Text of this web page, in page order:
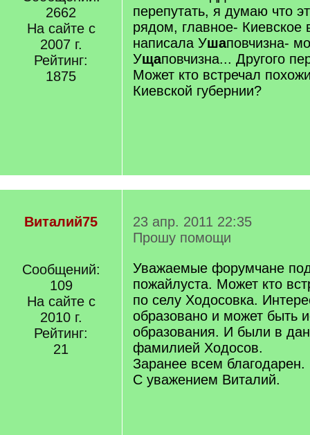
2662
На сайте с
2007 г.
Рейтинг:
1875
перепутать, я думаю что
рядом, главное- Киевское
написала Ушаповчизна-
Ущаповчизна... Другого
Может кто встречал
Киевской губернии?
Виталий75
Сообщений:
109
На сайте с
2010 г.
Рейтинг:
21
23 апр. 2011 22:35
Прошу помощи
Уважаемые форумчане
пожайлуста. Может кто
по селу Ходосовка.
образовано и может быть
образования. И были в
фамилией Ходосов.
Заранее всем благодарен.
С уважением Виталий.